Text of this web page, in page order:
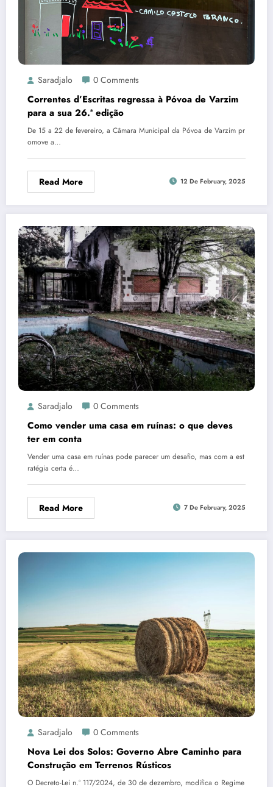
Saradjalo 0 Comments
Correntes d’Escritas regressa à Póvoa de Varzim
para a sua 26.ª edição
De 15 a 22 de fevereiro, a Câmara Municipal da Póvoa de Varzim pr
omove a…
Read More 12 De February, 2025
Saradjalo 0 Comments
Como vender uma casa em ruínas: o que deves
ter em conta
Vender uma casa em ruínas pode parecer um desafio, mas com a est
ratégia certa é…
Read More 7 De February, 2025
Saradjalo 0 Comments
Nova Lei dos Solos: Governo Abre Caminho para
Construção em Terrenos Rústicos
O Decreto-Lei n.º 117/2024, de 30 de dezembro, modifica o Regime